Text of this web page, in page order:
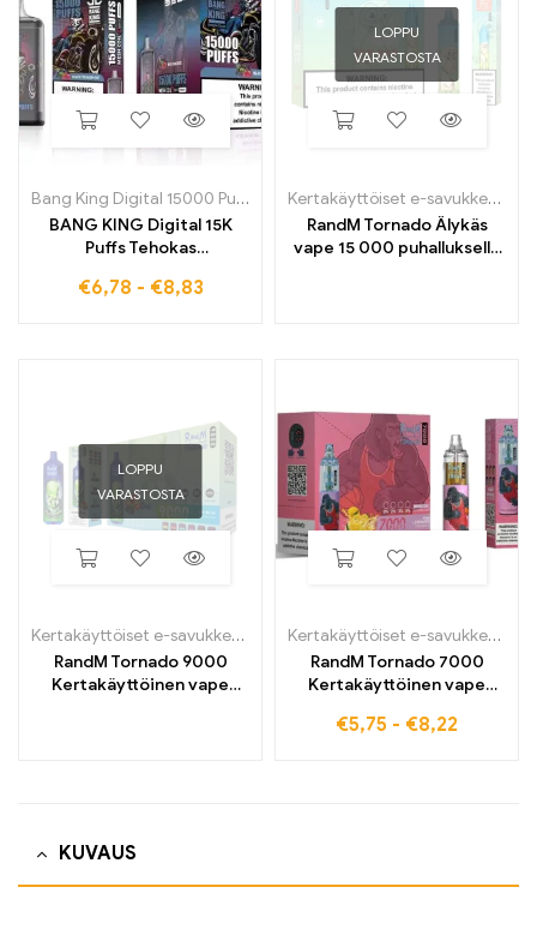
Bang King Digital 15000 Puffs
BANG KING Digital 15K
Puffs Tehokas
jolla on voimakas maku
€6,78 - €8,83
LOPPU
VARASTOSTA
Kertakäyttöiset e-savukkeet
RandM Tornado Älykäs
vape 15 000 puhalluksella
LOPPU
VARASTOSTA
Kertakäyttöiset e-savukkeet
Kertakäyttöiset sähkösavukkeet
RandM Tornado 9000
Kertakäyttöinen vape
Kertakäyttöiset e-savukkeet
RandM Tornado 7000
Kertakäyttöinen vape
€5,75 - €8,22
KUVAUS